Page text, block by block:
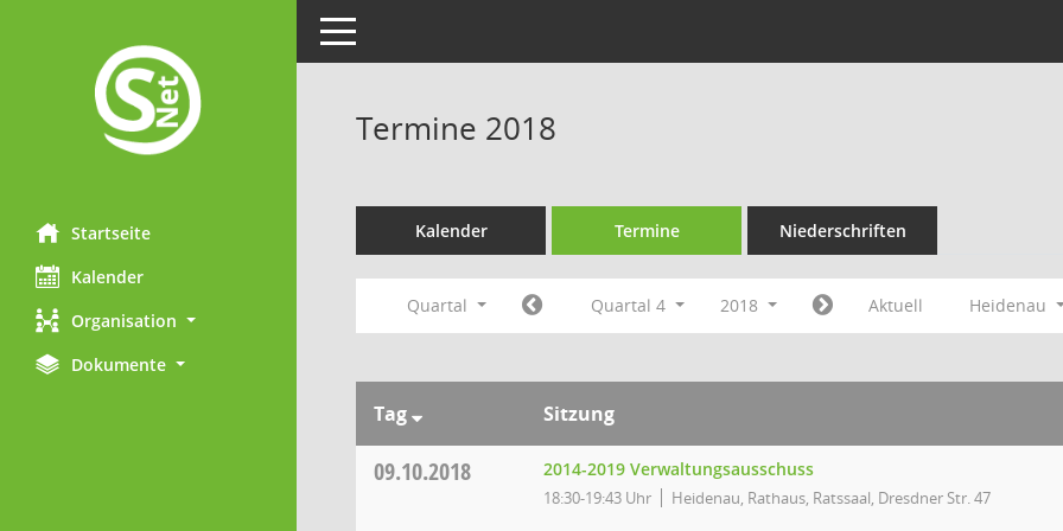
Startseite
Kalender
Organisation
Dokumente
Toggle navigation
Termine 2018
Kalender Termine Niederschriften
Quartal Quartal 4 2018 Aktuell Heidenau
Tag Sitzung
09.10.2018 2014-2019 Verwaltungsausschuss
18:30-19:43 Uhr Heidenau, Rathaus, Ratssaal, Dresdner Str. 47